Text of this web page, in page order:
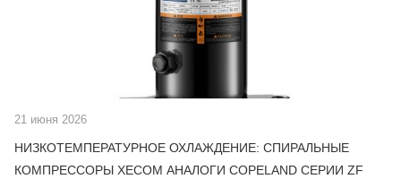
21 июня 2026
НИЗКОТЕМПЕРАТУРНОЕ ОХЛАЖДЕНИЕ: СПИРАЛЬНЫЕ
КОМПРЕССОРЫ XECOM АНАЛОГИ COPELAND СЕРИИ ZF